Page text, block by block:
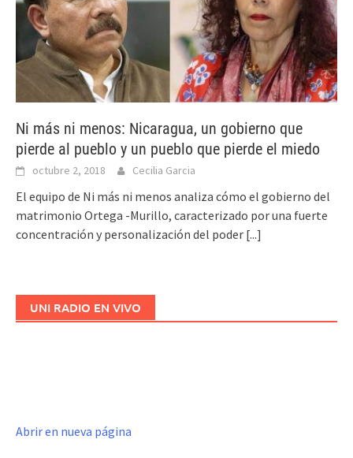
Ni más ni menos: Nicaragua, un gobierno que
pierde al pueblo y un pueblo que pierde el miedo
octubre 2, 2018 Cecilia Garcia
El equipo de Ni más ni menos analiza cómo el gobierno del
matrimonio Ortega -Murillo, caracterizado por una fuerte
concentración y personalización del poder [...]
UNI RADIO EN VIVO
Abrir en nueva página